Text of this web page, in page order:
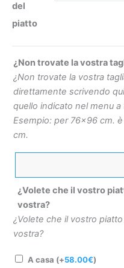
del
piatto
¿Non trovate la vostra
¿Non trovate la vostra
direttamente scrivendo
quello indicato nel menu
Esempio: per 76×96 cm.
cm.
¿Volete che il vostro
vostra?
¿Volete che il vostro
vostra?
A casa (+58.00€)